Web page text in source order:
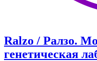
Ralzo / Ралзо.
генетическая